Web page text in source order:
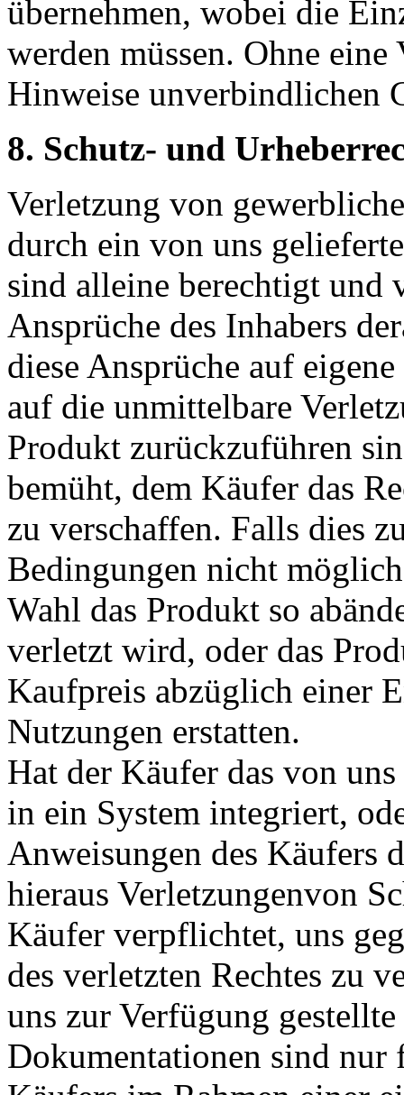
übernehmen, wobei die
werden müssen. Ohne eine
Hinweise unverbindlichen
8. Schutz- und
Verletzung von
durch ein von uns
sind alleine berechtigt und
Ansprüche des Inhabers
diese Ansprüche auf
auf die unmittelbare
Produkt zurückzuführen
bemüht, dem Käufer das
zu verschaffen. Falls dies
Bedingungen nicht
Wahl das Produkt so
verletzt wird, oder das
Kaufpreis abzüglich einer
Nutzungen erstatten.
Hat der Käufer das von
in ein System integriert,
Anweisungen des Käufers
hieraus Verletzungenvon
Käufer verpflichtet, uns
des verletzten Rechtes zu
uns zur Verfügung
Dokumentationen sind nur